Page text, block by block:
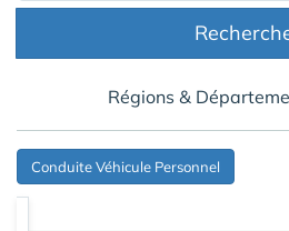
Régions &
Conduite Véhicule Personnel